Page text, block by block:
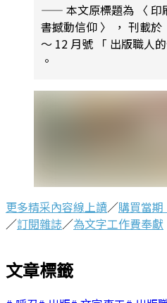
—— 本文原標題為 〈 印
書撼動信仰 〉 ， 刊載
～ 12 月號 「 出版職人
。
更多精采內容線上讀／購買當期
／訂閱雜誌／為文字工作費奉獻
文章標籤